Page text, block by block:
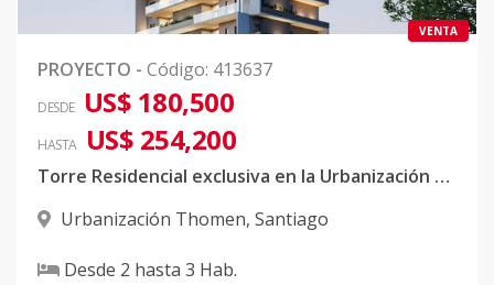
VENTA
PROYECTO - Código: 413637
DESDE US$ 180,500
HASTA US$ 254,200
Torre Residencial exclusiva en la Urbanización Thomen
Urbanización Thomen, Santiago
Desde 2 hasta 3 Hab.